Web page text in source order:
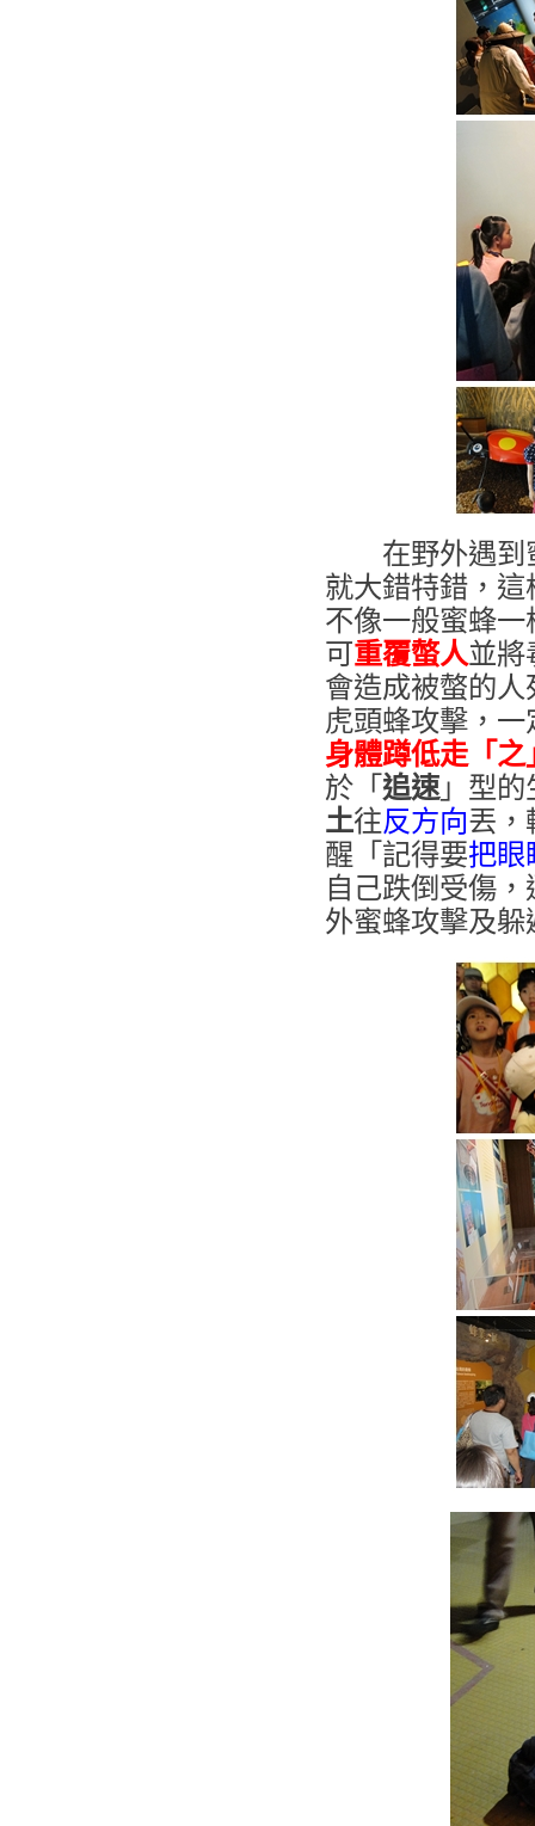
在野外遇到蜜
就大錯特錯，
不像一般蜜蜂
可重覆螫人並將
會造成被螫的
虎頭蜂攻擊，
身體蹲低走「之
於「 追速 」型
土往反方向丟，
醒「記得要把眼
自己跌倒受傷
外蜜蜂攻擊及